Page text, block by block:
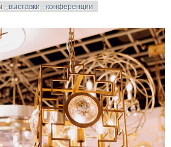
- выставки - конференции